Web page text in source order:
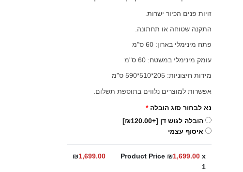
זויות פנים הכיור ישרות.
התקנה שטוחה או תחתונה.
פתח מינימלי בארון: 60 ס"מ
עומק מינימלי במשטח: 60 ס"מ
מידות חיצוניות: 205*510*590 ס"מ
אפשרות למוצרים נלווים בתוספת תשלום.
נא לבחור סוג הובלה *
הובלה לגוש דן [+₪120.00]
איסוף עצמי
Product Price ₪1,699.00x
1
₪1,699.00